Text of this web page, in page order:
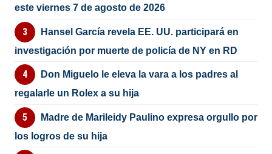
este viernes 7 de agosto de 2026
Hansel García revela EE. UU. participará en
investigación por muerte de policía de NY en RD
Don Miguelo le eleva la vara a los padres al
regalarle un Rolex a su hija
Madre de Marileidy Paulino expresa orgullo por
los logros de su hija